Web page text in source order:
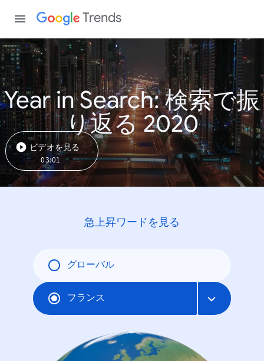
Trends
Year in Search: 検索で振
り返る 2020
ビデオを見る
03:01
急上昇ワードを見る
グローバル
フランス